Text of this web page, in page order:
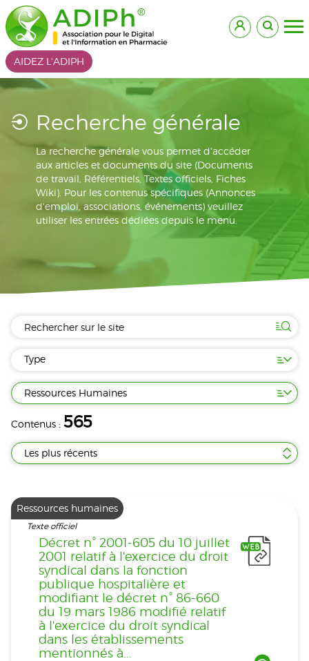
AIDEZ L'ADIPH
Recherche générale
La recherche générale vous permet d'accéder
aux articles et documents du site (Documents
de travail, Référentiels, Textes officiels, Fiches
Wiki). Pour les contenus spécifiques (Annonces
d'emploi, associations, événements) veuillez
utiliser les entrées dédiées depuis le menu.
Type
Ressources Humaines
Contenus : 565
Les plus récents
Ressources humaines
Texte officiel
Décret n° 2001-605 du 10 juillet
2001 relatif à l'exercice du droit
syndical dans la fonction
publique hospitalière et
modifiant le décret n° 86-660
du 19 mars 1986 modifié relatif
à l'exercice du droit syndical
dans les établissements
mentionnés à...